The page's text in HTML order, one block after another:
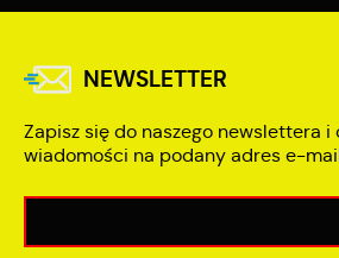
NEWSLETTER
Zapisz się do naszego newslettera i
wiadomości na podany adres e-